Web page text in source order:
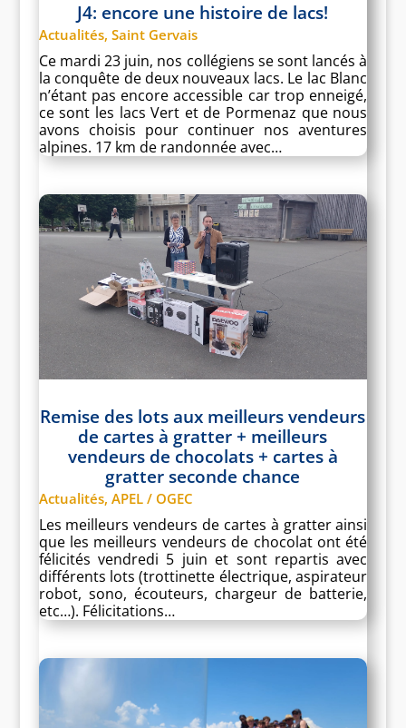
J4: encore une histoire de lacs!
Actualités, Saint Gervais
Ce mardi 23 juin, nos collégiens se sont lancés à
la conquête de deux nouveaux lacs. Le lac Blanc
n’étant pas encore accessible car trop enneigé,
ce sont les lacs Vert et de Pormenaz que nous
avons choisis pour continuer nos aventures
alpines. 17 km de randonnée avec…
Remise des lots aux meilleurs vendeurs
de cartes à gratter + meilleurs
vendeurs de chocolats + cartes à
gratter seconde chance
Actualités, APEL / OGEC
Les meilleurs vendeurs de cartes à gratter ainsi
que les meilleurs vendeurs de chocolat ont été
félicités vendredi 5 juin et sont repartis avec
différents lots (trottinette électrique, aspirateur
robot, sono, écouteurs, chargeur de batterie,
etc…). Félicitations…